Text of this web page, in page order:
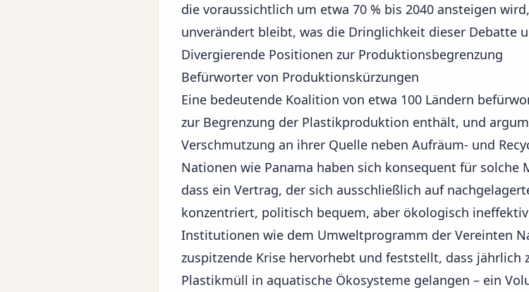
die voraussichtlich um etwa 70 % bis 2040 ansteigen
unverändert bleibt, was die Dringlichkeit dieser Debatte
Divergierende Positionen zur Produktionsbegrenzung
Befürworter von Produktionskürzungen
Eine bedeutende Koalition von etwa 100 Ländern
zur Begrenzung der Plastikproduktion enthält, und
Verschmutzung an ihrer Quelle neben Aufräum- und
Nationen wie Panama haben sich konsequent für solche
dass ein Vertrag, der sich ausschließlich auf
konzentriert, politisch bequem, aber ökologisch
Institutionen wie dem Umweltprogramm der Vereinten
zuspitzende Krise hervorhebt und feststellt, dass jährlich
Plastikmüll in aquatische Ökosysteme gelangen – ein